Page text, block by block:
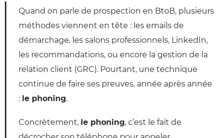
Quand on parle de prospection en BtoB, plusieurs
méthodes viennent en tête : les emails de
démarchage, les salons professionnels, LinkedIn,
les recommandations, ou encore la gestion de la
relation client (GRC). Pourtant, une technique
continue de faire ses preuves, année après année
: le phoning.
Concrètement, le phoning, c’est le fait de